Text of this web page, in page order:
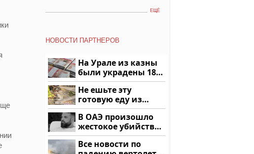
ЕЩЁ
НОВОСТИ ПАРТНЕРОВ
На Урале из казны
были украдены 18
миллионов рублей
Не ешьте эту
готовую еду из
магазина: список
В ОАЭ произошло
жестокое убийство
криптомиллионера
Все новости по